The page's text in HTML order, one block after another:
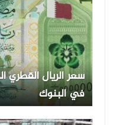
في البنوك